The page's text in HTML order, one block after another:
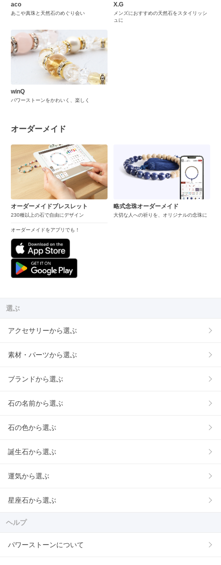
aco
あこや真珠と天然石のめぐり会い
X.G
メンズにおすすめの天然石をスタイリッシ
ュに
winQ
パワーストーンをかわいく、楽しく
オーダーメイド
オーダーメイドブレスレット
230種以上の石で自由にデザイン
オーダーメイドをアプリでも！
略式念珠オーダーメイド
大切な人への祈りを、オリジナルの念珠に
選ぶ
アクセサリーから選ぶ
素材・パーツから選ぶ
ブランドから選ぶ
石の名前から選ぶ
石の色から選ぶ
誕生石から選ぶ
運気から選ぶ
星座石から選ぶ
ヘルプ
パワーストーンについて